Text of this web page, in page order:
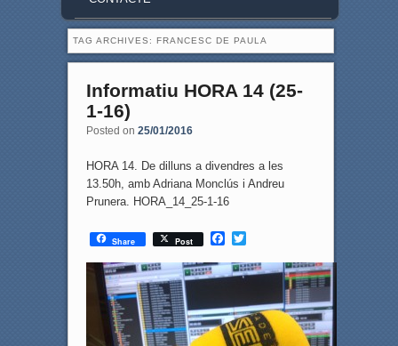
TAG ARCHIVES: FRANCESC DE PAULA
Informatiu HORA 14 (25-
1-16)
Posted on 25/01/2016
HORA 14. De dilluns a divendres a les
13.50h, amb Adriana Monclús i Andreu
Prunera. HORA_14_25-1-16
Share Post
F
c
e
o
o
k
T
i
t
e
r